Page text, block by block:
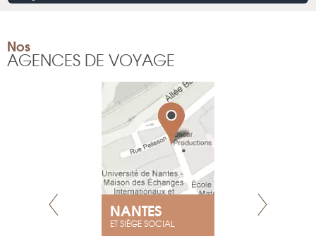
Nos
AGENCES DE VOYAGE
NANTES
ET SIÈGE SOCIAL